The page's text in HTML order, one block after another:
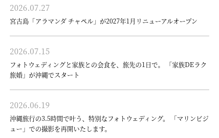
2026.07.27
宮古島「アラマンダ チャペル」が2027年1月リニューアルオープン
2026.07.15
フォトウェディングと家族との会食を、旅先の1日で。 「家族DEラク
旅婚」が沖縄でスタート
2026.06.19
沖縄旅行の3.5時間で叶う、特別なフォトウェディング。 「マリンビジ
ュー」での撮影を再開いたします。